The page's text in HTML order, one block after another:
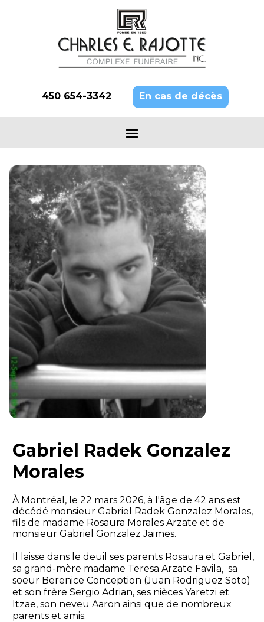
450 654-3342 En cas de décès
Gabriel Radek Gonzalez
Morales
À Montréal, le 22 mars 2026, à l'âge de 42 ans est
décédé monsieur Gabriel Radek Gonzalez Morales,
fils de madame Rosaura Morales Arzate et de
monsieur Gabriel Gonzalez Jaimes.
Il laisse dans le deuil ses parents Rosaura et Gabriel,
sa grand-mère madame Teresa Arzate Favila, sa
soeur Berenice Conception (Juan Rodriguez Soto)
et son frère Sergio Adrian, ses nièces Yaretzi et
Itzae, son neveu Aaron ainsi que de nombreux
parents et amis.